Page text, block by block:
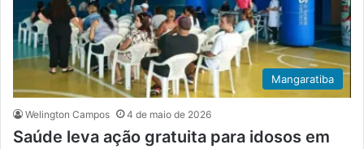
Mangaratiba
Welington Campos 4 de maio de 2026
Saúde leva ação gratuita para idosos em